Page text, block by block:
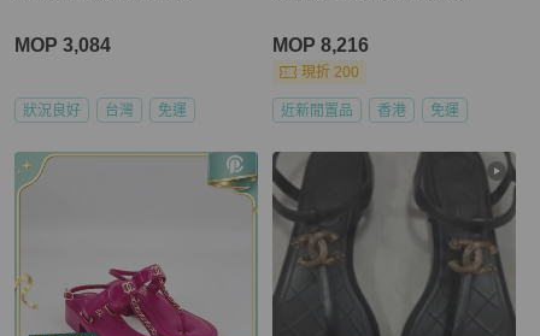
MOP 3,084
狀況良好 台灣 免運
MOP 8,216
現折 200
近新閒置品 香港 免運